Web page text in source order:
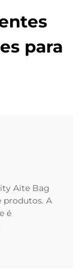
para
Aite Bag
produtos. A
é